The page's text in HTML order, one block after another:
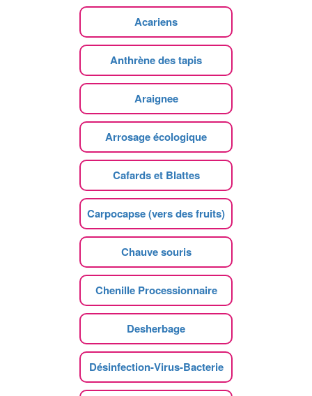
Acariens
Anthrène des tapis
Araignee
Arrosage écologique
Cafards et Blattes
Carpocapse (vers des fruits)
Chauve souris
Chenille Processionnaire
Desherbage
Désinfection-Virus-Bacterie